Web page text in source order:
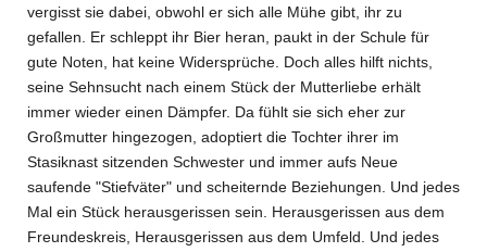
vergisst sie dabei, obwohl er sich alle Mühe gibt, ihr zu
gefallen. Er schleppt ihr Bier heran, paukt in der Schule für
gute Noten, hat keine Widersprüche. Doch alles hilft nichts,
seine Sehnsucht nach einem Stück der Mutterliebe erhält
immer wieder einen Dämpfer. Da fühlt sie sich eher zur
Großmutter hingezogen, adoptiert die Tochter ihrer im
Stasiknast sitzenden Schwester und immer aufs Neue
saufende "Stiefväter" und scheiternde Beziehungen. Und jedes
Mal ein Stück herausgerissen sein. Herausgerissen aus dem
Freundeskreis, Herausgerissen aus dem Umfeld. Und jedes